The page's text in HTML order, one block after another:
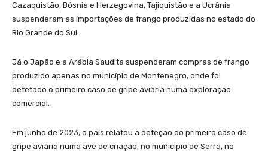
Cazaquistão, Bósnia e Herzegovina, Tajiquistão e a Ucrânia
suspenderam as importações de frango produzidas no estado do
Rio Grande do Sul.
Já o Japão e a Arábia Saudita suspenderam compras de frango
produzido apenas no município de Montenegro, onde foi
detetado o primeiro caso de gripe aviária numa exploração
comercial.
Em junho de 2023, o país relatou a deteção do primeiro caso de
gripe aviária numa ave de criação, no município de Serra, no